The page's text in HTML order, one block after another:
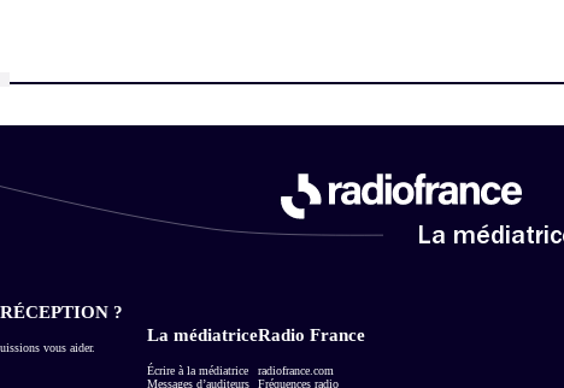
La
?
vous aider.
La médiatrice
Écrire à la médiatrice
Messages d’auditeurs
Radio France
radiofrance.com
Fréquences radio